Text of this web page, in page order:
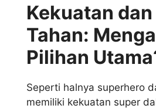
Kekuatan dan
Tahan:
Pilihan
Seperti halnya superhero
memiliki kekuatan super